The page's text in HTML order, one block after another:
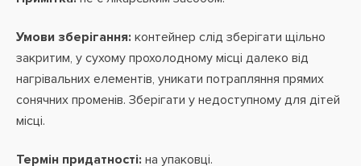
Умови зберігання: контейнер слід зберігати щільно
закритим, у сухому прохолодному місці далеко від
нагрівальних елементів, уникати потрапляння прямих
сонячних променів. Зберігати у недоступному для дітей
місці.
Термін придатності: на упаковці.